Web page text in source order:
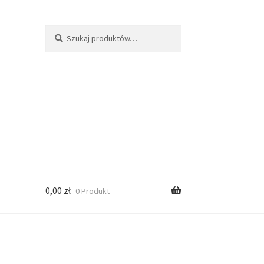
0,00 zł 0 Produkt